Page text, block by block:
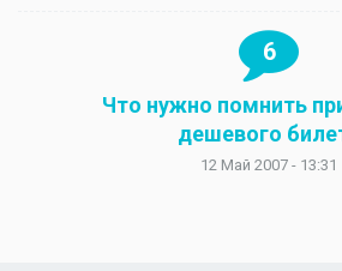
6
Что нужно помнить
дешевого
12 Май 2007 - 13:31